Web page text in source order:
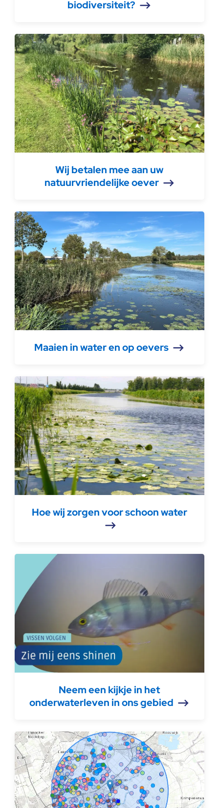
biodiversiteit?
Wij betalen mee aan uw
natuurvriendelijke oever
Maaien in water en op oevers
Hoe wij zorgen voor schoon water
Neem een kijkje in het
onderwaterleven in ons gebied